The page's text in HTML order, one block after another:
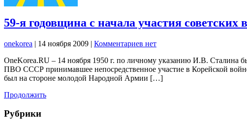
59-я годовщина с начала участия советских
onekorea | 14 ноября 2009 | Комментариев нет
OneKorea.RU – 14 ноября 1950 г. по личному указанию И.В.
ПВО СССР принимавшее непосредственное участие в Корейской
был на стороне молодой Народной Армии […]
Продолжить
Рубрики